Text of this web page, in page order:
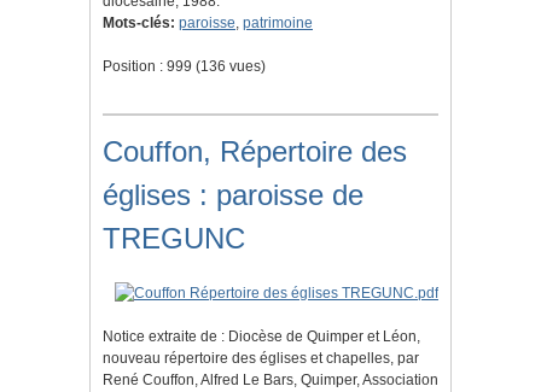
Mots-clés: paroisse, patrimoine
Position : 999 (136 vues)
Couffon, Répertoire des
églises : paroisse de
TREGUNC
Notice extraite de : Diocèse de Quimper et Léon,
nouveau répertoire des églises et chapelles, par
René Couffon, Alfred Le Bars, Quimper, Association